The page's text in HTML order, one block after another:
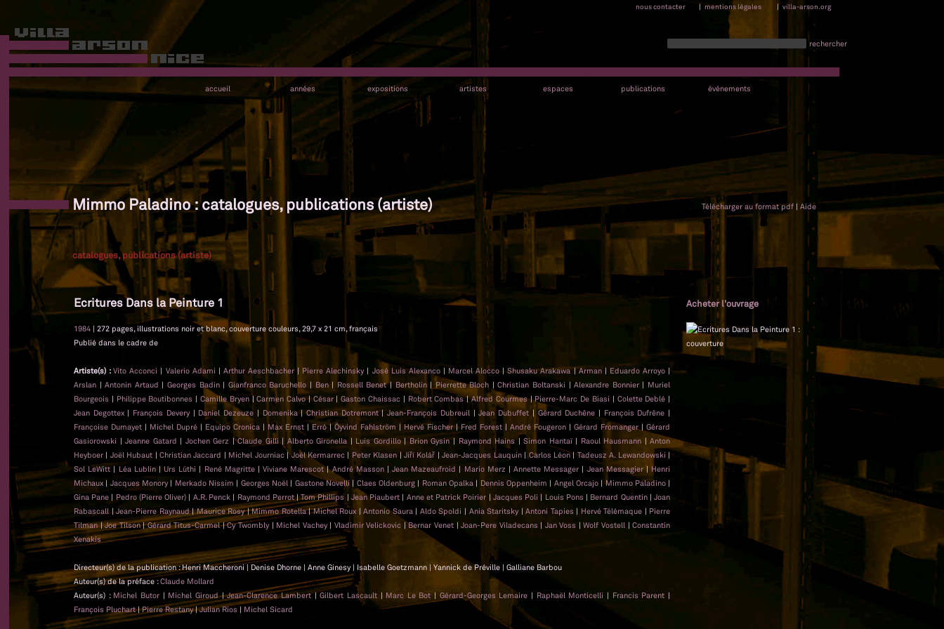
nous contacter | mentions légales | villa-arson.org
rechercher
accueil années expositions artistes espaces publications événements
Mimmo Paladino : catalogues, publications (artiste) Télécharger au format pdf | Aide
catalogues, publications (artiste)
Ecritures Dans la Peinture 1 Acheter l'ouvrage
1984 | 272 pages, illustrations noir et blanc, couverture couleurs, 29,7 x 21 cm, français
Publié dans le cadre de
Artiste(s) :Vito Acconci | Valerio Adami | Arthur Aeschbacher| Pierre Alechinsky| José Luis Alexanco| Marcel Alocco |Shusaku Arakawa|Arman| Eduardo Arroyo|
Arslan |Antonin Artaud | Georges Badin| Gianfranco Baruchello | Ben| Rossell Benet| Bertholin| Pierrette Bloch |Christian Boltanski |Alexandre Bonnier| Muriel
Bourgeois | Philippe Boutibonnes | Camille Bryen|Carmen Calvo|César|Gaston Chaissac | Robert Combas|Alfred Courmes|Pierre-Marc De Biasi | Colette Deblé |
Jean Degottex| François Devery| Daniel Dezeuze | Domenika|Christian Dotremont|Jean-François Dubreuil |Jean Dubuffet | Gérard Duchêne | François Dufrêne |
Françoise Dumayet | Michel Dupré | Equipo Cronica | Max Ernst |Erró|Öyvind Fahlström | Hervé Fischer|Fred Forest | André Fougeron | Gérard Fromanger | Gérard
Gasiorowski |Jeanne Gatard | Jochen Gerz |Claude Gilli| Alberto Gironella | Luis Gordillo| Brion Gysin | Raymond Hains|Simon Hantaï| Raoul Hausmann |Anton
Heyboer | Joël Hubaut |Christian Jaccard | Michel Journiac|Joël Kermarrec | Peter Klasen |Jiří Kolář |Jean-Jacques Lauquin|Carlos Léon|Tadeusz A. Lewandowski |
Sol LeWitt| Léa Lublin|Urs Lüthi | René Magritte|Viviane Marescot|André Masson|Jean Mazeaufroid | Mario Merz |Annette Messager | Jean Messagier|Henri
Michaux | Jacques Monory| Merkado Nissim | Georges Noël | Gastone Novelli | Claes Oldenburg| Roman Opalka | Dennis Oppenheim | Angel Orcajo|Mimmo Paladino|
Gina Pane | Pedro (Pierre Oliver) | A.R. Penck | Raymond Perrot|Tom Phillips| Jean Piaubert | Anne et Patrick Poirier | Jacques Poli | Louis Pons | Bernard Quentin|Joan
Rabascall|Jean-Pierre Raynaud|Maurice Rosy|Mimmo Rotella|Michel Roux |Antonio Saura | Aldo Spoldi | Ania Staritsky |Antoni Tapies | Hervé Télémaque | Pierre
Tilman|Joe Tilson|Gérard Titus-Carmel|Cy Twombly| Michel Vachey| Vladimir Velickovic |Bernar Venet |Joan-Pere Viladecans | Jan Voss |Wolf Vostell |Constantin
Xenakis
Directeur(s) de la publication : Henri Maccheroni | Denise Dhorne | Anne Ginesy | Isabelle Goetzmann | Yannick de Préville | Galliane Barbou
Auteur(s) de la préface :Claude Mollard
Auteur(s) : Michel Butor | Michel Giroud|Jean-Clarence Lambert|Gilbert Lascault | Marc Le Bot | Gérard-Georges Lemaire | Raphaël Monticelli | Francis Parent |
François Pluchart|Pierre Restany|Julian Rios | Michel Sicard